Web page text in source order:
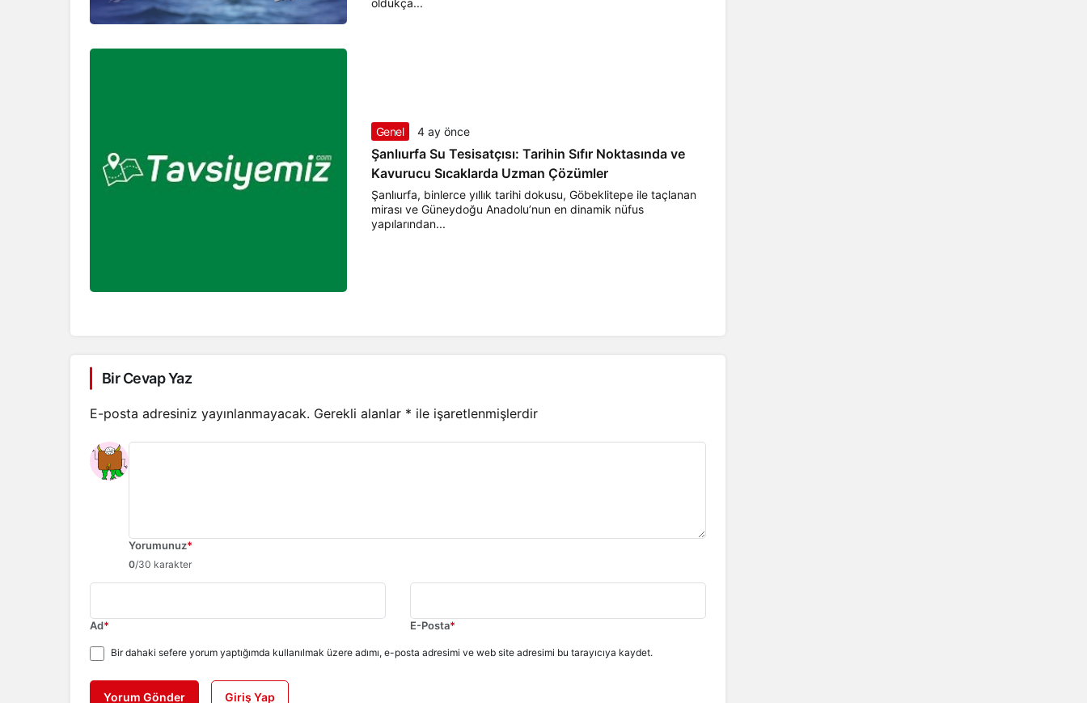
oldukça...
Genel 4 ay önce
Şanlıurfa Su Tesisatçısı: Tarihin Sıfır Noktasında ve
Kavurucu Sıcaklarda Uzman Çözümler
Şanlıurfa, binlerce yıllık tarihi dokusu, Göbeklitepe ile taçlanan
mirası ve Güneydoğu Anadolu’nun en dinamik nüfus
yapılarından...
Bir Cevap Yaz
E-posta adresiniz yayınlanmayacak. Gerekli alanlar * ile işaretlenmişlerdir
Yorumunuz*
0/30 karakter
Ad* E-Posta*
Bir dahaki sefere yorum yaptığımda kullanılmak üzere adımı, e-posta adresimi ve web site adresimi bu tarayıcıya kaydet.
Yorum Gönder Giriş Yap